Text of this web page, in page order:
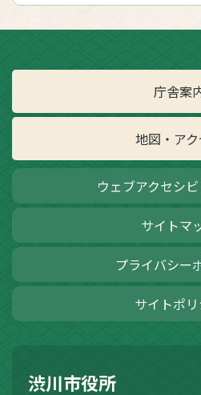
庁舎案
地図・ア
ウェブアクセシ
サイトマ
プライバシー
サイトポ
渋川市役所